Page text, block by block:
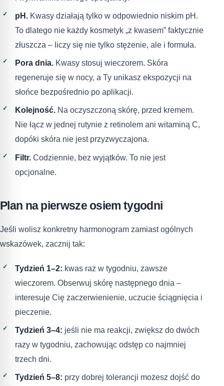
pH. Kwasy działają tylko w odpowiednio niskim pH.
To dlatego nie każdy kosmetyk „z kwasem” faktycznie
złuszcza – liczy się nie tylko stężenie, ale i formuła.
Pora dnia. Kwasy stosuj wieczorem. Skóra
regeneruje się w nocy, a Ty unikasz ekspozycji na
słońce bezpośrednio po aplikacji.
Kolejność. Na oczyszczoną skórę, przed kremem.
Nie łącz w jednej rutynie z retinolem ani witaminą C,
dopóki skóra nie jest przyzwyczajona.
Filtr. Codziennie, bez wyjątków. To nie jest
opcjonalne.
Plan na pierwsze osiem tygodni
Jeśli wolisz konkretny harmonogram zamiast ogólnych
wskazówek, zacznij tak:
Tydzień 1–2: kwas raz w tygodniu, zawsze
wieczorem. Obserwuj skórę następnego dnia –
interesuje Cię zaczerwienienie, uczucie ściągnięcia i
pieczenie.
Tydzień 3–4: jeśli nie ma reakcji, zwiększ do dwóch
razy w tygodniu, zachowując odstęp co najmniej
trzech dni.
Tydzień 5–8: przy dobrej tolerancji możesz dojść do